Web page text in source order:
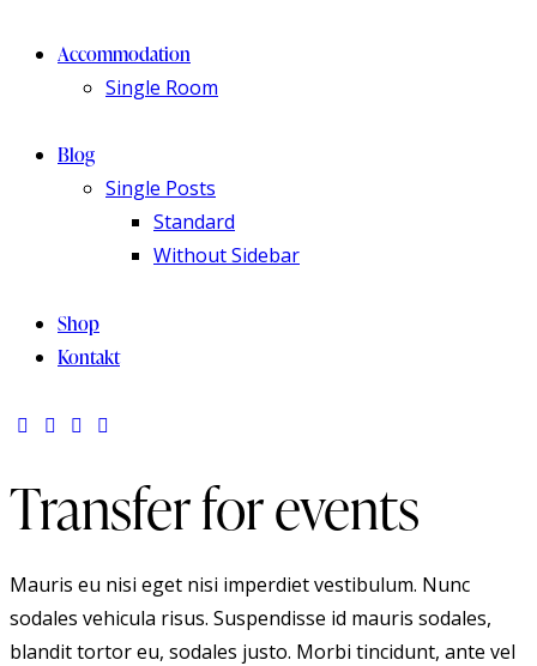
Accommodation
Single Room
Blog
Single Posts
Standard
Without Sidebar
Shop
Kontakt
Transfer for events
Mauris eu nisi eget nisi imperdiet vestibulum. Nunc
sodales vehicula risus. Suspendisse id mauris sodales,
blandit tortor eu, sodales justo. Morbi tincidunt, ante vel